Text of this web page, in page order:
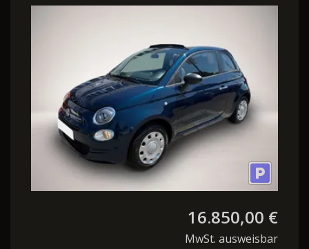
Hybrid
16.850,00 €
MwSt. ausweisbar